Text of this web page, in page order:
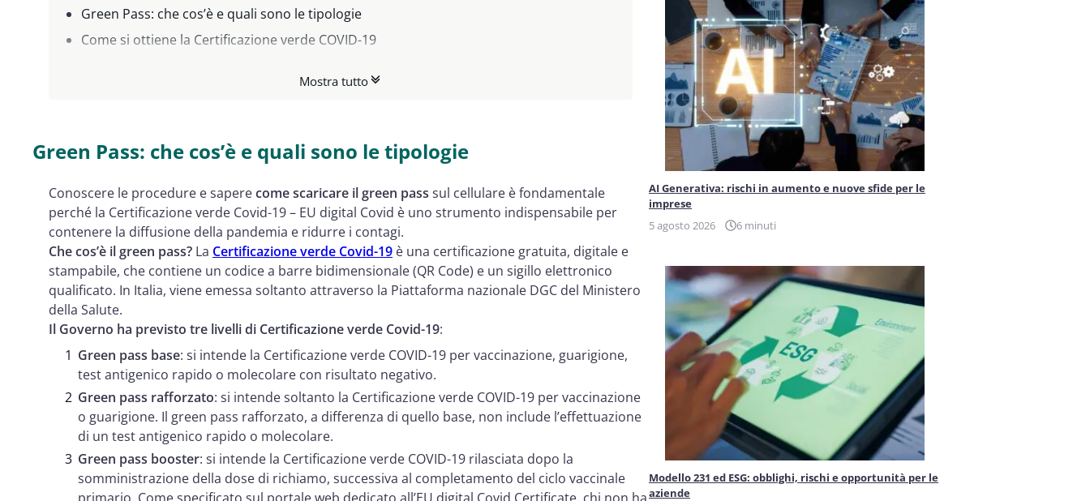
Green Pass: che cos’è e quali sono le tipologie
Come si ottiene la Certificazione verde COVID-19
Mostra tutto
Green Pass: che cos’è e quali sono le tipologie
Conoscere le procedure e saperecome scaricare il green pass sul cellulare è fondamentale
perché la Certificazione verde Covid-19 – EU digital Covid è uno strumento indispensabile per
contenere la diffusione della pandemia e ridurre i contagi.
Che cos’è il green pass? La Certificazione verde Covid-19 è una certificazione gratuita, digitale e
stampabile, che contiene un codice a barre bidimensionale (QR Code) e un sigillo elettronico
qualificato. In Italia, viene emessa soltanto attraverso la Piattaforma nazionale DGC del Ministero
della Salute.
Il Governo ha previsto tre livelli di Certificazione verde Covid-19:
Green pass base: si intende la Certificazione verde COVID-19 per vaccinazione, guarigione,
test antigenico rapido o molecolare con risultato negativo.
Green pass rafforzato: si intende soltanto la Certificazione verde COVID-19 per vaccinazione
o guarigione. Il green pass rafforzato, a differenza di quello base, non include l’effettuazione
di un test antigenico rapido o molecolare.
Green pass booster: si intende la Certificazione verde COVID-19 rilasciata dopo la
somministrazione della dose di richiamo, successiva al completamento del ciclo vaccinale
AI Generativa: rischi in aumento e nuove sfide per le
imprese
5 agosto 2026
6 minuti
Modello 231 ed ESG: obblighi, rischi e opportunità per le
aziende